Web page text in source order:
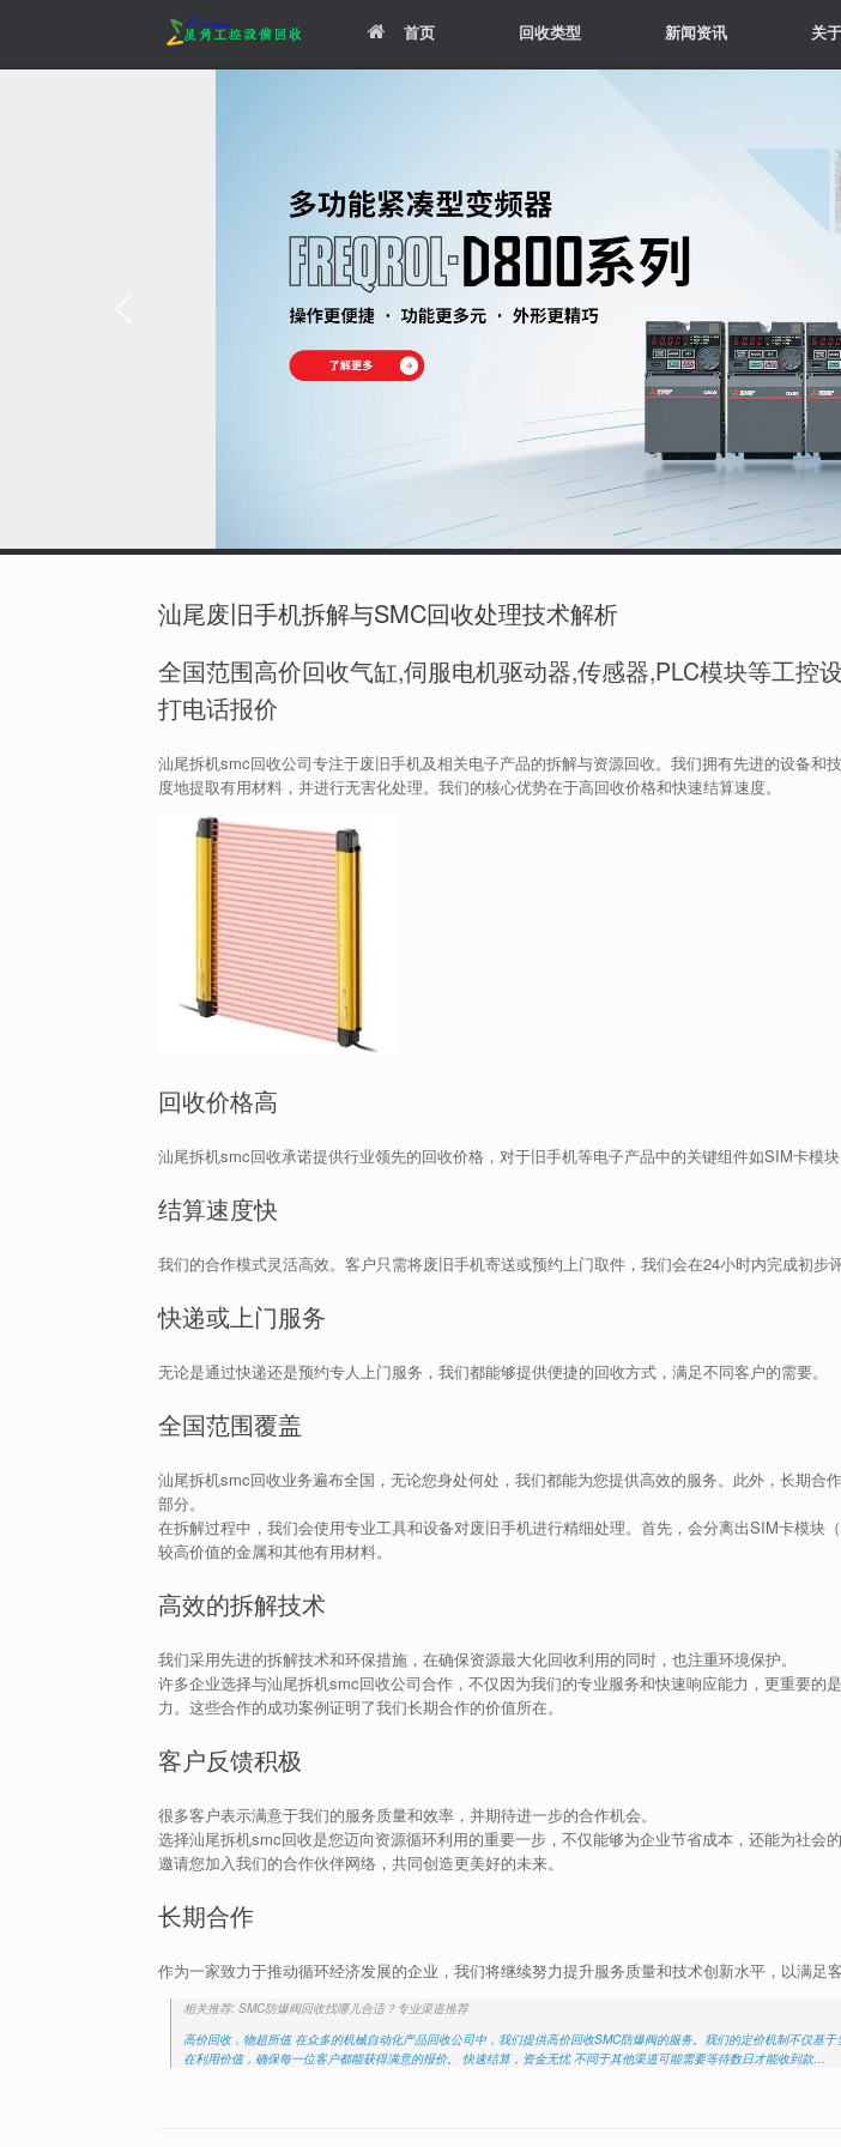
首页 回收类型 新闻资讯 关
汕尾废旧手机拆解与SMC回收处理技术解析
全国范围高价回收气缸,伺服电机驱动器,传感器,PLC模块等工控
打电话报价
汕尾拆机smc回收公司专注于废旧手机及相关电子产品的拆解与资源回收。我们拥有先进的设备和
度地提取有用材料，并进行无害化处理。我们的核心优势在于高回收价格和快速结算速度。
回收价格高
汕尾拆机smc回收承诺提供行业领先的回收价格，对于旧手机等电子产品中的关键组件如SIM卡模块
结算速度快
我们的合作模式灵活高效。客户只需将废旧手机寄送或预约上门取件，我们会在24小时内完成初步
快递或上门服务
无论是通过快递还是预约专人上门服务，我们都能够提供便捷的回收方式，满足不同客户的需要。
全国范围覆盖
汕尾拆机smc回收业务遍布全国，无论您身处何处，我们都能为您提供高效的服务。此外，长期合
部分。
在拆解过程中，我们会使用专业工具和设备对废旧手机进行精细处理。首先，会分离出SIM卡模块
较高价值的金属和其他有用材料。
高效的拆解技术
我们采用先进的拆解技术和环保措施，在确保资源最大化回收利用的同时，也注重环境保护。
许多企业选择与汕尾拆机smc回收公司合作，不仅因为我们的专业服务和快速响应能力，更重要的
力。这些合作的成功案例证明了我们长期合作的价值所在。
客户反馈积极
很多客户表示满意于我们的服务质量和效率，并期待进一步的合作机会。
选择汕尾拆机smc回收是您迈向资源循环利用的重要一步，不仅能够为企业节省成本，还能为社会
邀请您加入我们的合作伙伴网络，共同创造更美好的未来。
长期合作
作为一家致力于推动循环经济发展的企业，我们将继续努力提升服务质量和技术创新水平，以满足客
相关推荐: SMC防爆阀回收找哪儿合适？专业渠道推荐
高价回收，物超所值 在众多的机械自动化产品回收公司中，我们提供高价回收SMC防爆阀的服务。我们的定价机制不仅基
在利用价值，确保每一位客户都能获得满意的报价。 快速结算，资金无忧 不同于其他渠道可能需要等待数日才能收到款…